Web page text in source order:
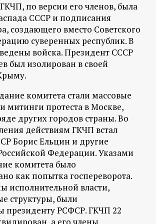
по версии его членов, была
СССР и подписания
создающего вместо Советского
суверенных республик. В
войска. Президент СССР
был изолирован в своей
комитета стали массовые
митинги протеста в Москве,
других городов страны. Во
действиям ГКЧП встал
Борис Ельцин и другие
Федерации. Указами
комитета было
как попытка госпереворота.
исполнительной власти,
структуры, были
президенту РСФСР. ГКЧП 22